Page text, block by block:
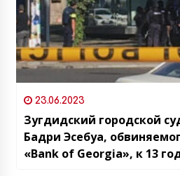
23.06.2023
Зугдидский городской
Бадри Эсебуа,
«Bank of Georgia», к 13